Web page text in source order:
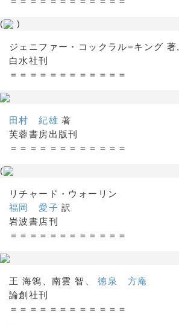
( )
ジェニファー・コックラル=キング 著,
白水社刊
＝＝＝＝＝＝＝＝＝＝＝＝
田村 紀雄 著
芙蓉書房出版刊
＝＝＝＝＝＝＝＝＝＝＝＝
(
リチャード・ウォーリン
福岡 愛子 訳
岩波書店刊
＝＝＝＝＝＝＝＝＝＝＝＝
王 海鴒、南雲 智、徳泉 方庵
論創社刊
＝＝＝＝＝＝＝＝＝＝＝＝